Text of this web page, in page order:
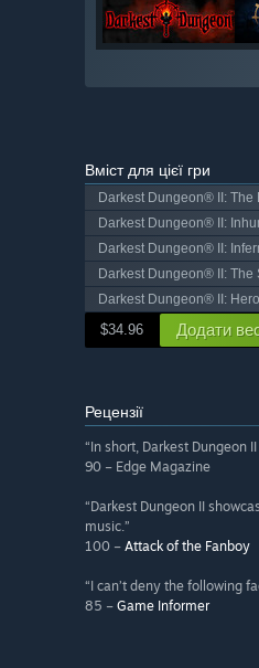
Вміст для цієї гри
Darkest Dungeon® II: The
Darkest Dungeon® II:
Darkest Dungeon® II:
Darkest Dungeon® II: The
Darkest Dungeon® II:
$34.96 Додати
Рецензії
“In short, Darkest Dungeon
90 – Edge Magazine
“Darkest Dungeon II
music.”
100 – Attack of the Fanboy
“I can’t deny the following
85 – Game Informer